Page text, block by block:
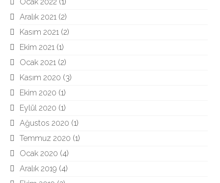
Ocak 2022 (1)
Aralık 2021 (2)
Kasım 2021 (2)
Ekim 2021 (1)
Ocak 2021 (2)
Kasım 2020 (3)
Ekim 2020 (1)
Eylül 2020 (1)
Ağustos 2020 (1)
Temmuz 2020 (1)
Ocak 2020 (4)
Aralık 2019 (4)